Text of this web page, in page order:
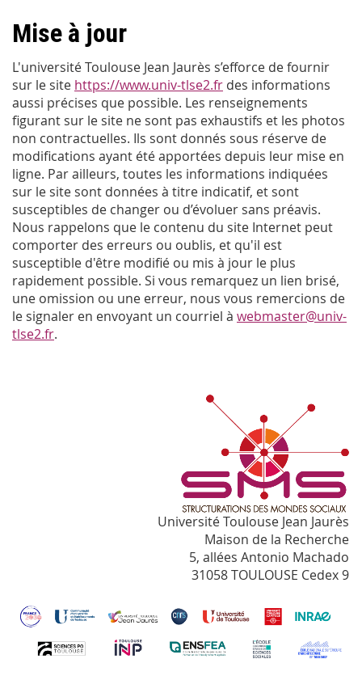
Mise à jour
L'université Toulouse Jean Jaurès s’efforce de fournir
sur le site https://www.univ-tlse2.fr des informations
aussi précises que possible. Les renseignements
figurant sur le site ne sont pas exhaustifs et les photos
non contractuelles. Ils sont donnés sous réserve de
modifications ayant été apportées depuis leur mise en
ligne. Par ailleurs, toutes les informations indiquées
sur le site sont données à titre indicatif, et sont
susceptibles de changer ou d’évoluer sans préavis.
Nous rappelons que le contenu du site Internet peut
comporter des erreurs ou oublis, et qu'il est
susceptible d'être modifié ou mis à jour le plus
rapidement possible. Si vous remarquez un lien brisé,
une omission ou une erreur, nous vous remercions de
le signaler en envoyant un courriel à webmaster@univ-
tlse2.fr.
Université Toulouse Jean Jaurès
Maison de la Recherche
5, allées Antonio Machado
31058 TOULOUSE Cedex 9